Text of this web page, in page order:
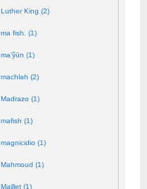
Luther King (2)
ma fish. (1)
ma’ŷūn (1)
machlah (2)
Madrazo (1)
mafish (1)
magnicidio (1)
Mahmoud (1)
Maillet (1)